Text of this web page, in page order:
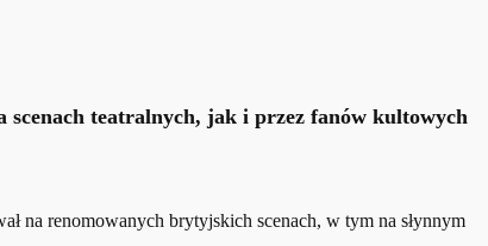
scenach teatralnych, jak i przez fanów kultowych
na renomowanych brytyjskich scenach, w tym na słynnym